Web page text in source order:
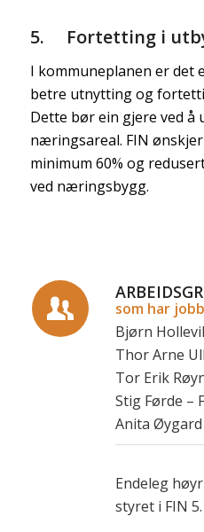
5. Fortetting i
I kommuneplanen er det
betre utnytting og
Dette bør ein gjere ved
næringsareal. FIN
minimum 60% og
ved næringsbygg.
som har
Bjørn
Thor Arne
Tor Erik
Stig Førde –
Anita
Endeleg
styret i FIN